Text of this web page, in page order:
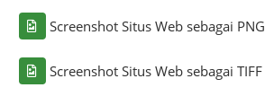
Screenshot Situs Web sebagai PNG
Screenshot Situs Web sebagai TIFF